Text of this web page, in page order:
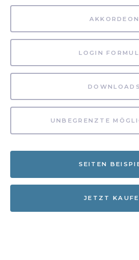
AKKORDEON
LOGIN
DOWNLOADS
UNBEGRENZTE
SEITEN
JETZT